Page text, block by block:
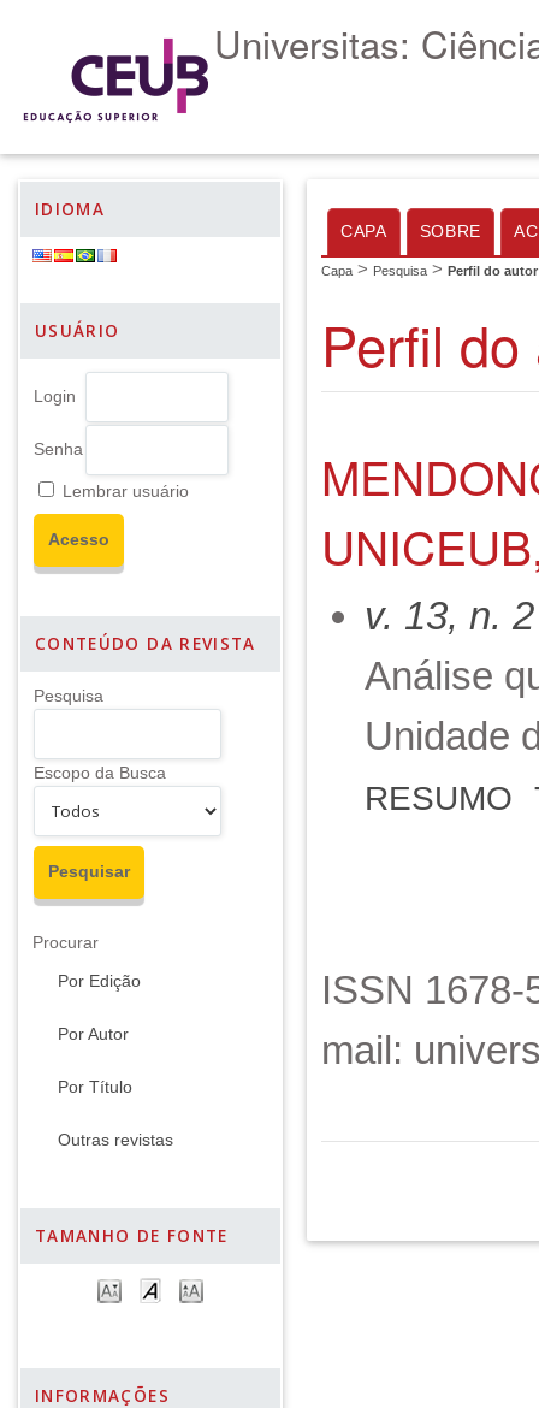
Universitas:
IDIOMA
USUÁRIO
Login
Senha
Lembrar usuário
CONTEÚDO DA REVISTA
Pesquisa
Escopo da Busca
Procurar
Por Edição
Por Autor
Por Título
Outras revistas
TAMANHO DE FONTE
INFORMAÇÕES
CAPA SOBRE
Capa > Pesquisa > Perfil do autor
Perfil
v. 13, n.
Análise
Unidade
RESUMO
ISSN
mail: